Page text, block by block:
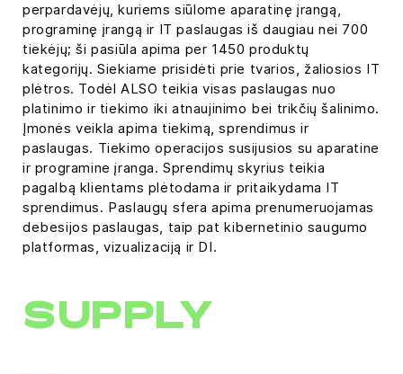
perpardavėjų, kuriems siūlome aparatinę įrangą,
programinę įrangą ir IT paslaugas iš daugiau nei 700
tiekėjų; ši pasiūla apima per 1450 produktų
kategorijų. Siekiame prisidėti prie tvarios, žaliosios IT
plėtros. Todėl ALSO teikia visas paslaugas nuo
platinimo ir tiekimo iki atnaujinimo bei trikčių šalinimo.
Įmonės veikla apima tiekimą, sprendimus ir
paslaugas. Tiekimo operacijos susijusios su aparatine
ir programine įranga. Sprendimų skyrius teikia
pagalbą klientams plėtodama ir pritaikydama IT
sprendimus. Paslaugų sfera apima prenumeruojamas
debesijos paslaugas, taip pat kibernetinio saugumo
platformas, vizualizaciją ir DI.
SUPPLY